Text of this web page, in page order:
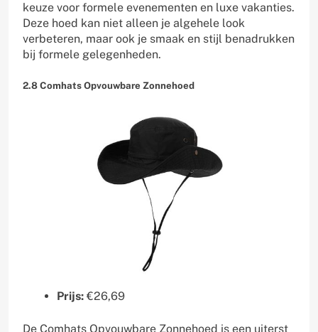
keuze voor formele evenementen en luxe vakanties.
Deze hoed kan niet alleen je algehele look
verbeteren, maar ook je smaak en stijl benadrukken
bij formele gelegenheden.
2.8 Comhats Opvouwbare Zonnehoed
Prijs:€26,69
De Comhats Opvouwbare Zonnehoed is een uiterst